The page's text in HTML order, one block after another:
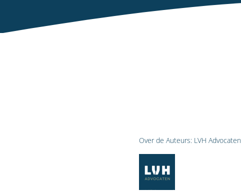
Over de Auteurs: LVH Advocaten